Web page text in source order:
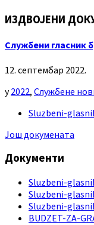
ИЗДВОЈЕНИ
Службени гласник
12. септембар 2022.
у2022, Службене
Sluzbeni-
Још докумената
Документи
Sluzbeni-
Sluzbeni-
Sluzbeni-
BUDZET-ZA-